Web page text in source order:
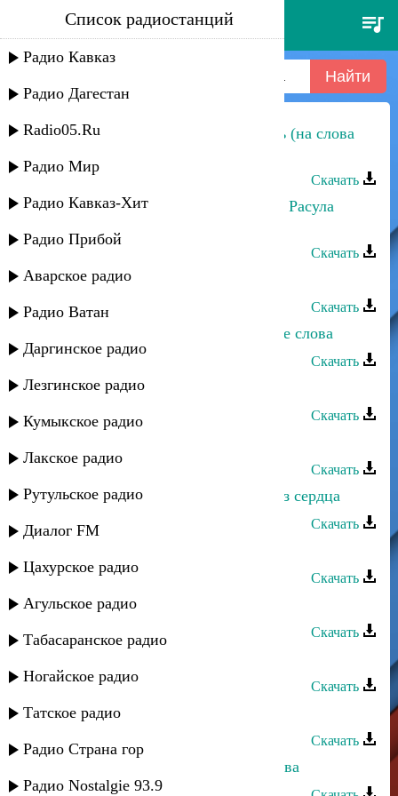
дмитрий прянов - нам не
нужны слова
Список радиостанций
Радио Кавказ
Радио Дагестан
Radio05.Ru
Радио Мир
Радио Кавказ-Хит
Радио Прибой
Аварское радио
Радио Ватан
Даргинское радио
Лезгинское радио
Кумыкское радио
Лакское радио
Рутульское радио
Диалог FM
Цахурское радио
Агульское радио
Табасаранское радио
Ногайское радио
Татское радио
Радио Страна гор
Радио Nostalgie 93.9
Хизри Асадулаев - В зимнюю ночь (на слова
Скачать
Хизри Асадулаев - Балет (на слова Расула
Скачать
Габибат Буттаева - Мои слова
Скачать
Асхат Айдемиров - Бессмысленные слова
Скачать
Патимат Абдулаева - Твои слова
Скачать
Скачать
Абдула Магомедмирзоев - Слова из сердца
Скачать
Скачать
Эльмира Аминова - Слова любви
Скачать
Скачать
Зайнаб Махаева - Слова любви
Скачать
Патимат Кагирова - Желанные слова